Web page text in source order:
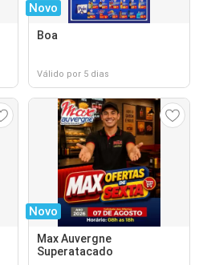
Novo
Boa
Válido por 5 dias
Novo
Max Auvergne
Superatacado